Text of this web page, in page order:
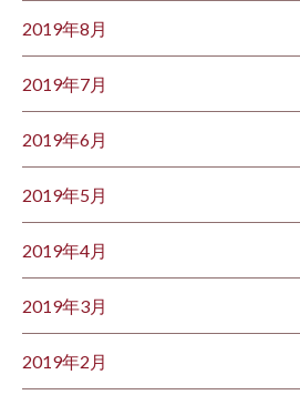
2019年8月
2019年7月
2019年6月
2019年5月
2019年4月
2019年3月
2019年2月